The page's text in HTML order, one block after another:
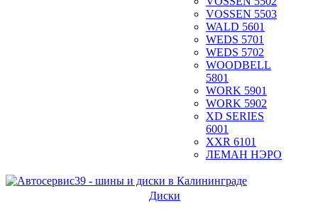
VOSSEN 5503
WALD 5601
WEDS 5701
WEDS 5702
WOODBELL
5801
WORK 5901
WORK 5902
XD SERIES
6001
XXR 6101
ЛЕМАН НЭРО
Диски